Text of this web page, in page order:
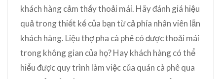
khách hàng cảm thấy thoải mái. Hãy đánh giá hiệu
quả trong thiết kế của bạn từ cả phía nhân viên lẫn
khách hàng. Liệu thợ pha cà phê có được thoải mái
trong không gian của họ? Hay khách hàng có thể
hiểu được quy trình làm việc của quán cà phê qua